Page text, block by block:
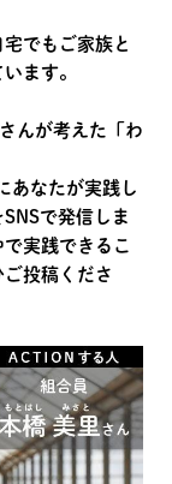
でもご家族と
ます。
んが考えた「わ
あなたが実践し
で発信しま
実践できるこ
投稿くださ